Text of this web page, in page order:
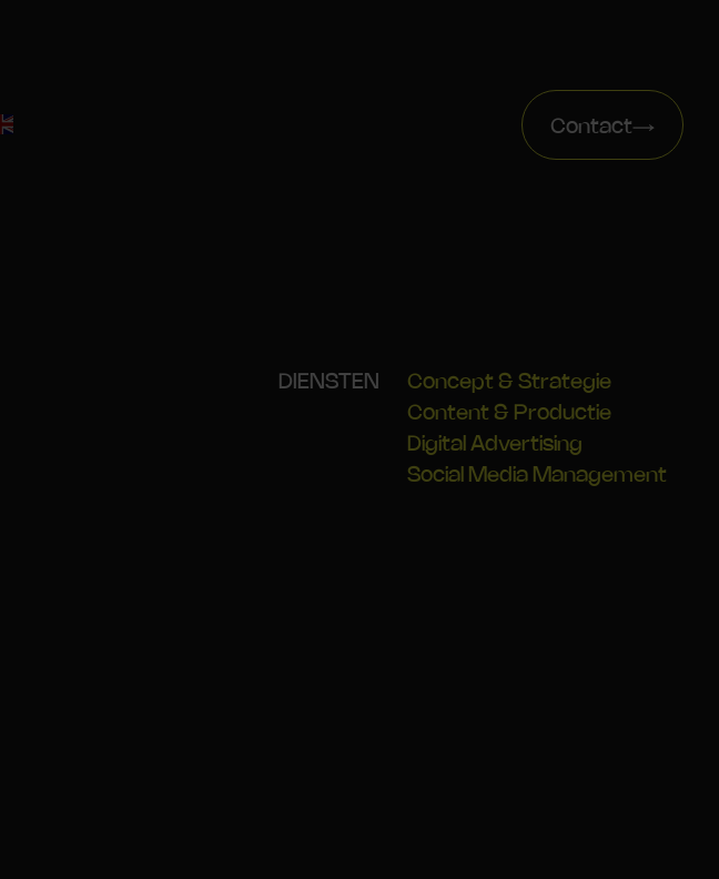
Contact
DIENSTEN
Concept & Strategie
Content & Productie
Digital Advertising
Social Media Management